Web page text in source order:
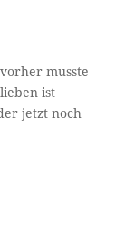
musste
ist
jetzt noch